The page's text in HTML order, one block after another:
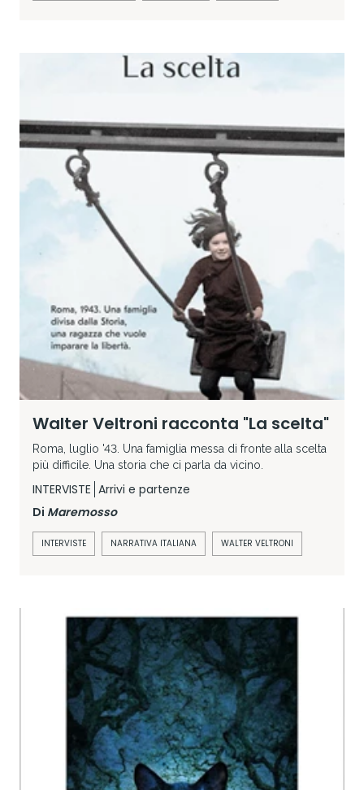
Walter Veltroni racconta "La scelta"
Roma, luglio '43. Una famiglia messa di fronte alla scelta
più difficile. Una storia che ci parla da vicino.
INTERVISTE Arrivi e partenze
Di Maremosso
INTERVISTE NARRATIVA ITALIANA WALTER VELTRONI